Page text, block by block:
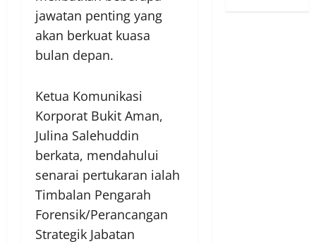
jawatan penting yang
akan berkuat kuasa
bulan depan.
Ketua Komunikasi
Korporat Bukit Aman,
Julina Salehuddin
berkata, mendahului
senarai pertukaran ialah
Timbalan Pengarah
Forensik/Perancangan
Strategik Jabatan